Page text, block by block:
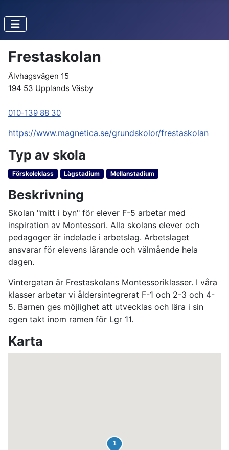
Frestaskolan
Älvhagsvägen 15
194 53 Upplands Väsby
010-139 88 30
https://www.magnetica.se/grundskolor/frestaskolan
Typ av skola
Förskoleklass Lågstadium Mellanstadium
Beskrivning
Skolan "mitt i byn" för elever F-5 arbetar med
inspiration av Montessori. Alla skolans elever och
pedagoger är indelade i arbetslag. Arbetslaget
ansvarar för elevens lärande och välmående hela
dagen.
Vintergatan är Frestaskolans Montessoriklasser. I våra
klasser arbetar vi åldersintegrerat F-1 och 2-3 och 4-
5. Barnen ges möjlighet att utvecklas och lära i sin
egen takt inom ramen för Lgr 11.
Karta